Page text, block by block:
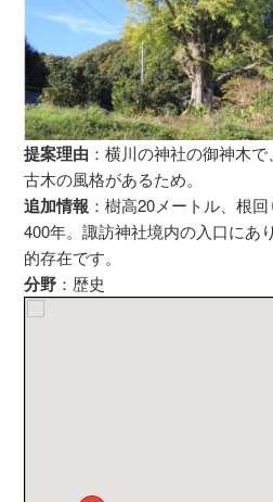
提案理由 ：横川の神社の御神木
古木の風格があるため。
追加情報 ：樹高20メートル、根
400年。諏訪神社境内の入口にあ
的存在です。
分野 ：歴史